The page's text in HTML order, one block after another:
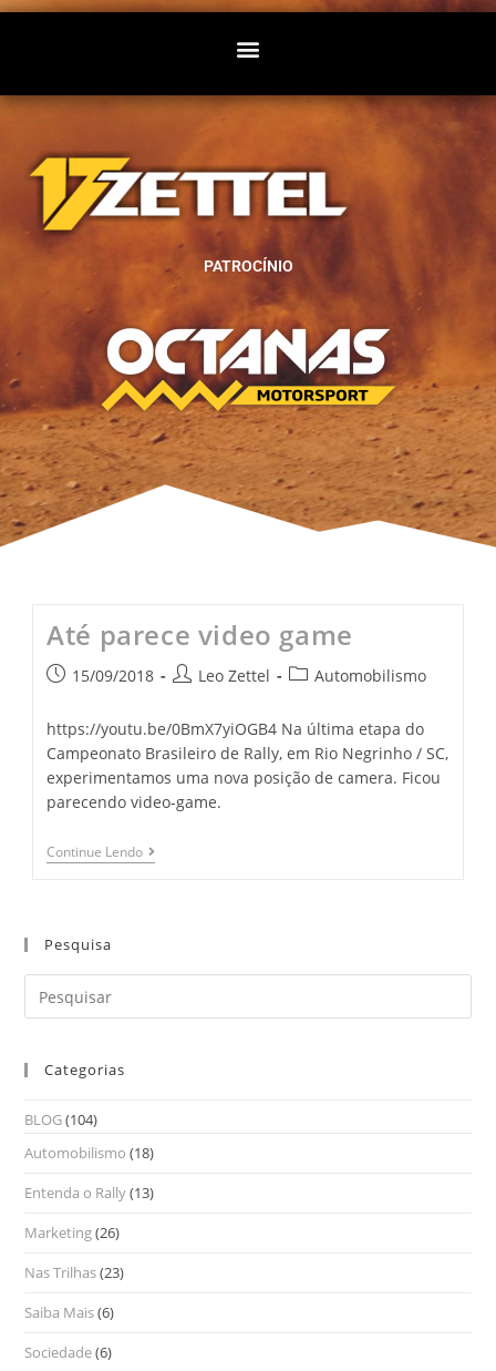
PATROCÍNIO
Até parece video game
15/09/2018 Leo Zettel Automobilismo
https://youtu.be/0BmX7yiOGB4 Na última etapa do
Campeonato Brasileiro de Rally, em Rio Negrinho / SC,
experimentamos uma nova posição de camera. Ficou
parecendo video-game.
Continue Lendo
Pesquisa
Categorias
BLOG(104)
Automobilismo (18)
Entenda o Rally(13)
Marketing(26)
Nas Trilhas(23)
Saiba Mais(6)
Sociedade(6)